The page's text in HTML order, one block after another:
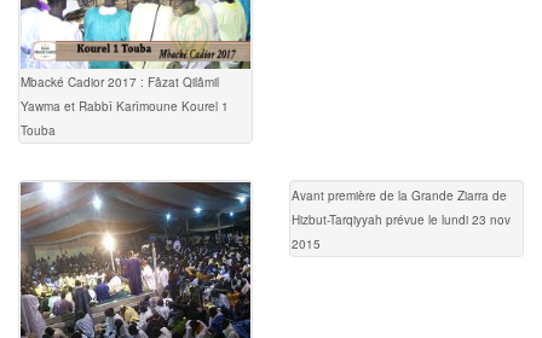
Mbacké Cadior 2017 : Fâzat Qilâmil
Yawma et Rabbî Karîmoune Kourel 1
Touba
Avant première de la Grande Ziarra de
Hizbut-Tarqiyyah prévue le lundi 23 nov
2015